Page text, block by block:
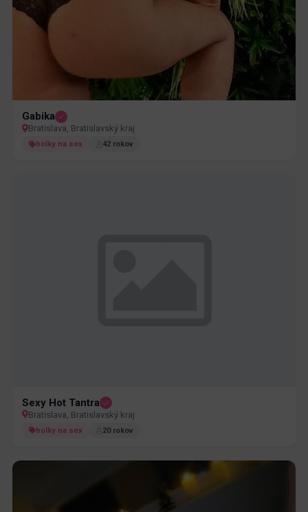
Gabika
Bratislava, Bratislavský kraj
holky na sex 42 rokov
Sexy Hot Tantra
Bratislava, Bratislavský kraj
holky na sex 20 rokov